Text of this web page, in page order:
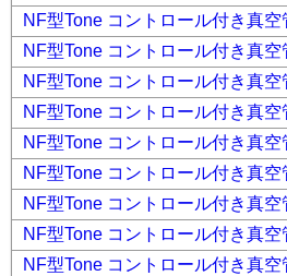
NF型Tone コントロール付き真
NF型Tone コントロール付き真
NF型Tone コントロール付き真
NF型Tone コントロール付き真
NF型Tone コントロール付き真
NF型Tone コントロール付き真
NF型Tone コントロール付き真
NF型Tone コントロール付き真
NF型Tone コントロール付き真